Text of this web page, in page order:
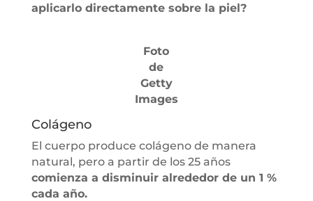
aplicarlo directamente sobre la piel?
Foto
de
Getty
Images
Colágeno
El cuerpo produce colágeno de manera
natural, pero a partir de los 25 años
comienza a disminuir alrededor de un 1 %
cada año.